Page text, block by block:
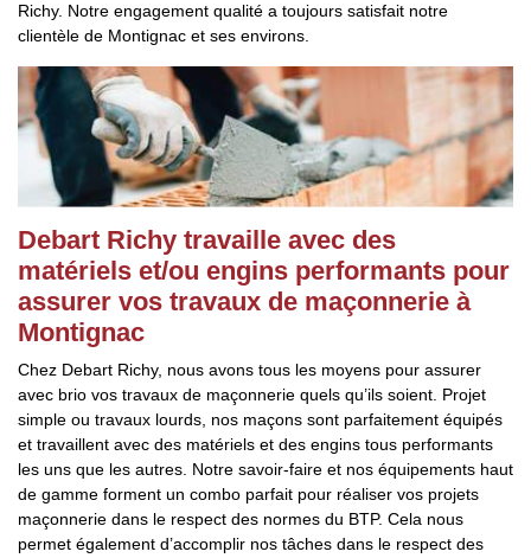
Richy. Notre engagement qualité a toujours satisfait notre
clientèle de Montignac et ses environs.
Debart Richy travaille avec des
matériels et/ou engins performants pour
assurer vos travaux de maçonnerie à
Montignac
Chez Debart Richy, nous avons tous les moyens pour assurer
avec brio vos travaux de maçonnerie quels qu’ils soient. Projet
simple ou travaux lourds, nos maçons sont parfaitement équipés
et travaillent avec des matériels et des engins tous performants
les uns que les autres. Notre savoir-faire et nos équipements haut
de gamme forment un combo parfait pour réaliser vos projets
maçonnerie dans le respect des normes du BTP. Cela nous
permet également d’accomplir nos tâches dans le respect des